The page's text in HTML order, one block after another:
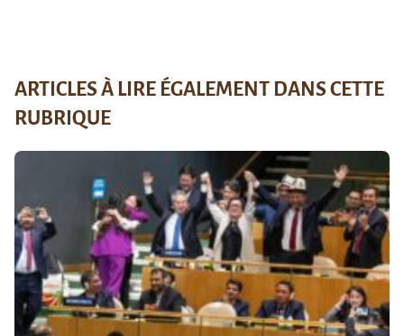
ARTICLES À LIRE ÉGALEMENT DANS CETTE
RUBRIQUE